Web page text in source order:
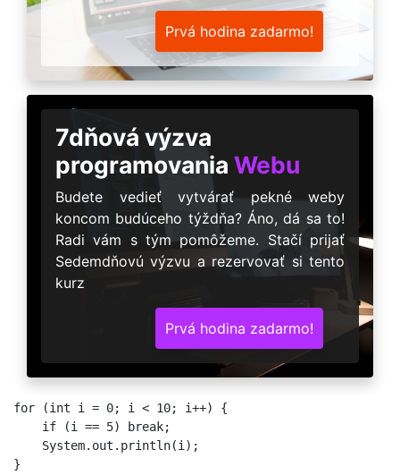
Prvá hodina zadarmo!
7dňová výzva
programovania Webu
Budete vedieť vytvárať pekné weby
koncom budúceho týždňa? Áno, dá sa to!
Radi vám s tým pomôžeme. Stačí prijať
Sedemdňovú výzvu a rezervovať si tento
kurz
Prvá hodina zadarmo!
for (int i = 0; i < 10; i++) {
    if (i == 5) break;
    System.out.println(i);